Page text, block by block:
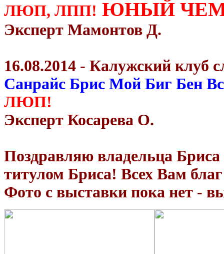
ЛЮП, ЛПП! ЮНЫЙ
Эксперт Мамонтов Д.
16.08.2014 - Калужский клуб
Санрайс Брис Мой Биг Бен
ЛЮП!
Эксперт Косарева О.
Поздравляю владельца
титулом Бриса! Всех Вам
Фото с выставки пока нет -